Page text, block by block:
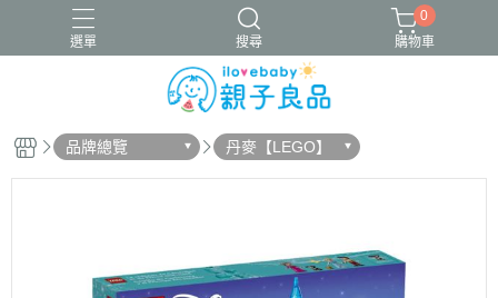
選單 搜尋
16吋腳踏車 ergobaby配件 寬口奶瓶
成長包巾卡片禮盒
0
購物車
品牌總覽 丹麥【LEGO】